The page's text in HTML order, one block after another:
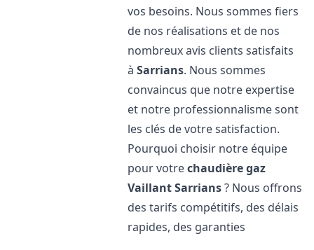
vos besoins. Nous sommes fiers
de nos réalisations et de nos
nombreux avis clients satisfaits
àSarrians. Nous sommes
convaincus que notre expertise
et notre professionnalisme sont
les clés de votre satisfaction.
Pourquoi choisir notre équipe
pour votrechaudière gaz
VaillantSarrians? Nous offrons
des tarifs compétitifs, des délais
rapides, des garanties